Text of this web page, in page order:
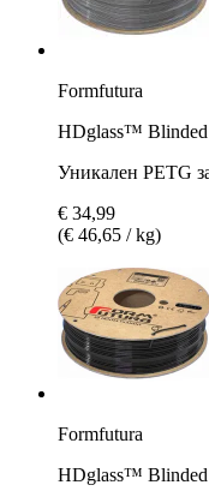
Formfutura
HDglass™
Уникален PETG
€ 34,99
(€ 46,65 / kg)
Formfutura
HDglass™